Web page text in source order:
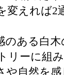
変えれば2
のある白
リーに組み
や自然を